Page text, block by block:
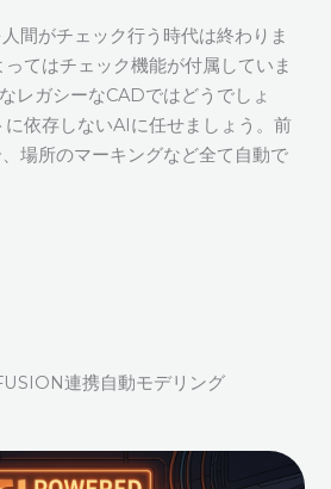
間がチェック行う時代は終わりま
てはチェック機能が付属していま
レガシーなCADではどうでしょ
依存しないAIに任せましょう。前
場所のマーキングなど全て自動で
連携自動モデリング